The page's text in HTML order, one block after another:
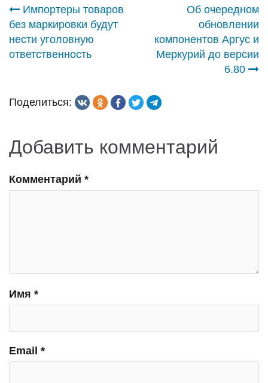
Навигация
по
Импортеры товаров
без маркировки будут
нести уголовную
ответственность
Об очередном
обновлении
компонентов Аргус и
Меркурий до версии
6.80
Поделиться:
Добавить комментарий
Комментарий *
Имя *
Email *